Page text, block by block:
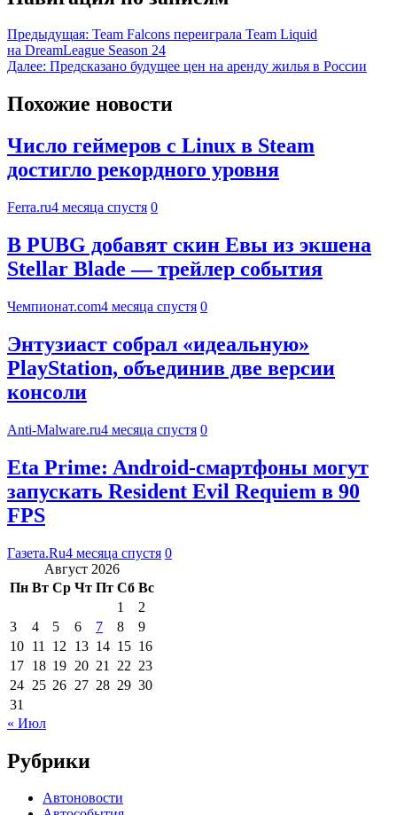
Предыдущая: Team Falcons переиграла Team Liquid
на DreamLeague Season 24
Далее: Предсказано будущее цен на аренду жилья в России
Похожие новости
Число геймеров с Linux в Steam
достигло рекордного уровня
Ferra.ru4 месяца спустя 0
В PUBG добавят скин Евы из экшена
Stellar Blade — трейлер события
Чемпионат.com4 месяца спустя 0
Энтузиаст собрал «идеальную»
PlayStation, объединив две версии
консоли
Anti-Malware.ru4 месяца спустя 0
Eta Prime: Android-смартфоны могут
запускать Resident Evil Requiem в 90
FPS
Газета.Ru4 месяца спустя 0
Август 2026
Пн Вт Ср Чт Пт Сб Вс
1
2
3
4 5 6 7 8
9
10 11 12 13 14 15 16
17 18 19 20 21 22 23
24 25 26 27 28 29 30
31
« Июл
Рубрики
Автоновости